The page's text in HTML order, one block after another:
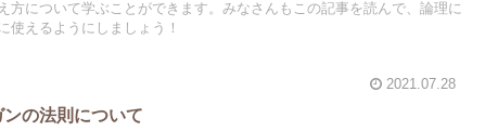
方について学ぶことができます。みなさんもこの記事を読んで、論理に
使えるようにしましょう！
2021.07.28
の法則について